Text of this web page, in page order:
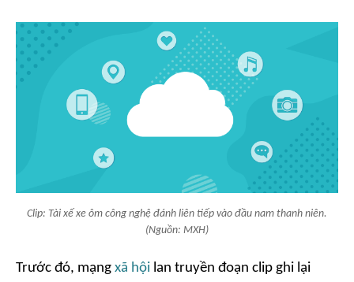
Clip: Tài xế xe ôm công nghệ đánh liên tiếp vào đầu nam thanh niên.
(Nguồn: MXH)
Trước đó, mạng xã hội lan truyền đoạn clip ghi lại